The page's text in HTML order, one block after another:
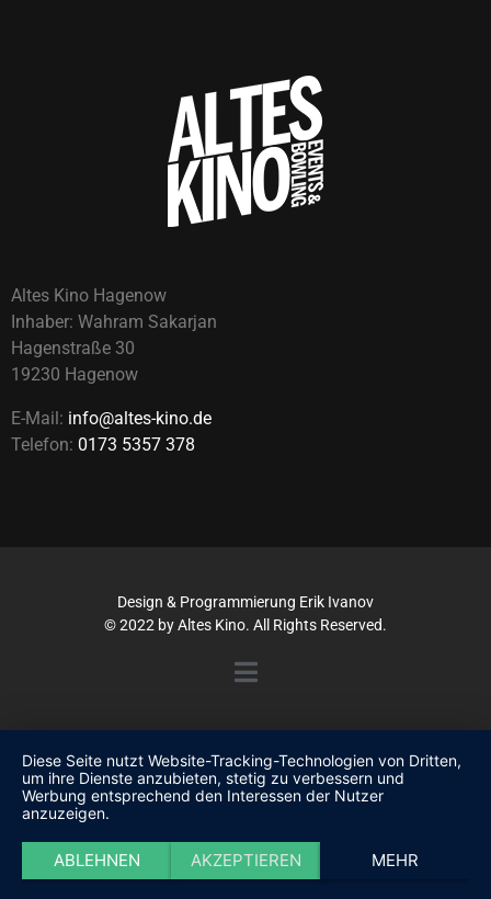
Altes Kino Hagenow
Inhaber: Wahram Sakarjan
Hagenstraße 30
19230 Hagenow
E-Mail: info@altes-kino.de
Telefon: 0173 5357 378
Design & Programmierung Erik Ivanov
© 2022 by Altes Kino. All Rights Reserved.
Diese Seite nutzt Website-Tracking-Technologien von Dritten,
um ihre Dienste anzubieten, stetig zu verbessern und
Werbung entsprechend den Interessen der Nutzer
anzuzeigen.
ABLEHNEN AKZEPTIEREN MEHR